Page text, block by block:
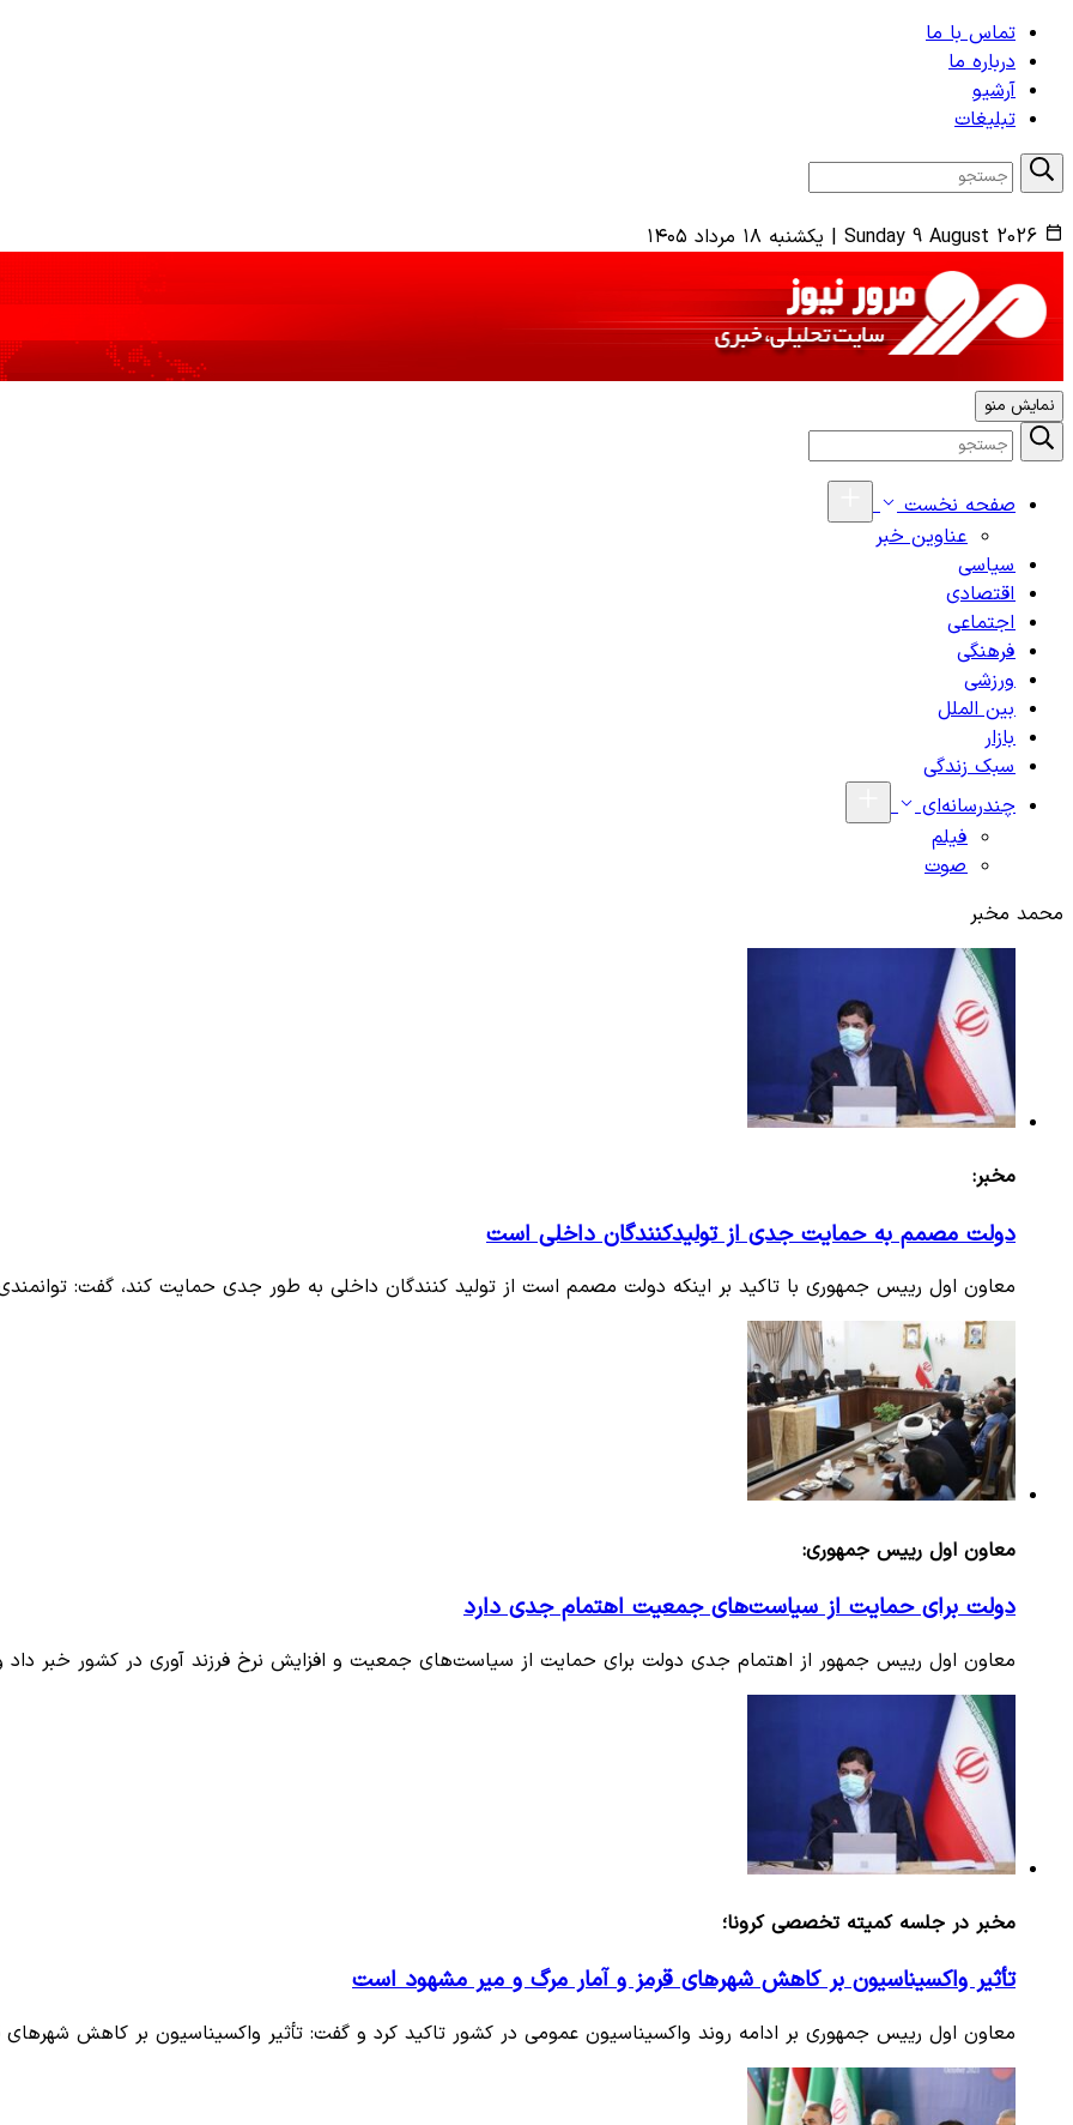
تماس با ما
درباره ما
آرشیو
تبلیغات
Sunday 9 August 2026
| یکشنبه ۱۸ مرداد ۱۴۰۵
نمایش منو
صفحه نخست
عناوین خبر
سیاسی
اقتصادی
اجتماعی
فرهنگی
ورزشی
بین الملل
بازار
سبک زندگی
چندرسانه‌ای
فیلم
صوت
محمد مخبر
مخبر:
دولت مصمم به حمایت جدی از تولیدکنندگان داخلی است
معاون اول رییس جمهوری با تاکید بر اینکه دولت مصمم است از تولید کنندگان داخلی به طور جدی حمایت کند، گفت:
معاون اول رییس جمهوری:
دولت برای حمایت از سیاست‌های جمعیت اهتمام جدی دارد
معاون اول رییس جمهور از اهتمام جدی دولت برای حمایت از سیاست‌های جمعیت و افزایش نرخ فرزند آوری در کشور خبر
مخبر در جلسه کمیته تخصصی کرونا؛
تأثیر واکسیناسیون بر کاهش شهرهای قرمز و آمار مرگ و میر مشهود است
معاون اول رییس جمهوری بر ادامه روند واکسیناسیون عمومی در کشور تاکید کرد و گفت: تأثیر واکسیناسیون بر کاهش شهرهای